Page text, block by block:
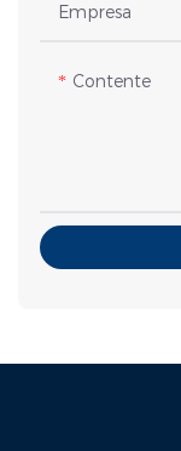
Empresa
Contente